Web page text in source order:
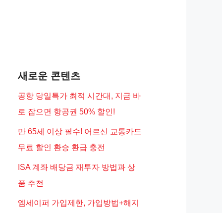
새로운 콘텐츠
공항 당일특가 최적 시간대, 지금 바
로 잡으면 항공권 50% 할인!
만 65세 이상 필수! 어르신 교통카드
무료 할인 환승 환급 충전
ISA 계좌 배당금 재투자 방법과 상
품 추천
엠세이퍼 가입제한, 가입방법+해지